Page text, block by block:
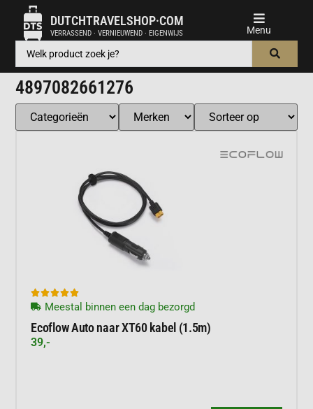
DUTCHTRAVELSHOP·COM
VERRASSEND · VERNIEUWEND · EIGENWIJS
4897082661276

Meestal binnen een dag bezorgd
Ecoflow Auto naar XT60 kabel (1.5m)
39,-